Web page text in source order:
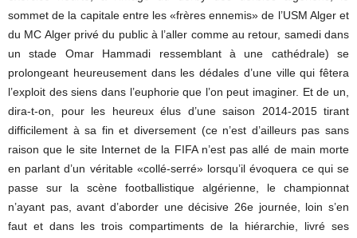
sommet de la capitale entre les «frères ennemis» de l’USM Alger et
du MC Alger privé du public à l’aller comme au retour, samedi dans
un stade Omar Hammadi ressemblant à une cathédrale) se
prolongeant heureusement dans les dédales d’une ville qui fêtera
l’exploit des siens dans l’euphorie que l’on peut imaginer. Et de un,
dira-t-on, pour les heureux élus d’une saison 2014-2015 tirant
difficilement à sa fin et diversement (ce n’est d’ailleurs pas sans
raison que le site Internet de la FIFA n’est pas allé de main morte
en parlant d’un véritable «collé-serré» lorsqu’il évoquera ce qui se
passe sur la scène footballistique algérienne, le championnat
n’ayant pas, avant d’aborder une décisive 26e journée, loin s’en
faut et dans les trois compartiments de la hiérarchie, livré ses